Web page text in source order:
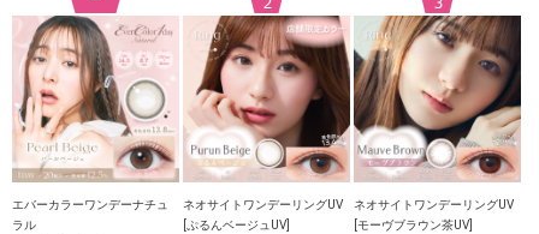
エバーカラーワンデーナチュ
ラル
ネオサイトワンデーリングUV
[ぷるんベージュUV]
ネオサイトワンデーリングUV
[モーヴブラウン茶UV]